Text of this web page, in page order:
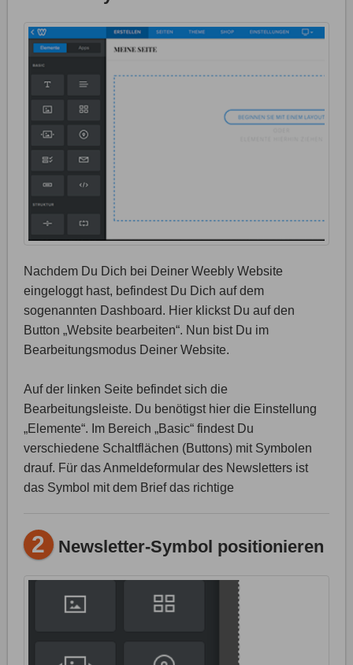
Nachdem Du Dich bei Deiner Weebly Website
eingeloggt hast, befindest Du Dich auf dem
sogenannten Dashboard. Hier klickst Du auf den
Button „Website bearbeiten“. Nun bist Du im
Bearbeitungsmodus Deiner Website.
Auf der linken Seite befindet sich die
Bearbeitungsleiste. Du benötigst hier die Einstellung
„Elemente“. Im Bereich „Basic“ findest Du
verschiedene Schaltflächen (Buttons) mit Symbolen
drauf. Für das Anmeldeformular des Newsletters ist
das Symbol mit dem Brief das richtige
2 Newsletter-Symbol positionieren